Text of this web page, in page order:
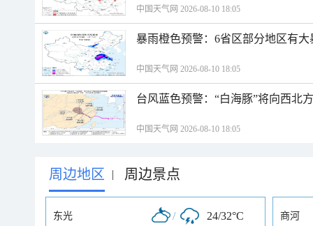
中国天气网 2026-08-10 18:05
暴雨橙色预警：6省区部分地区有
中国天气网 2026-08-10 18:05
台风蓝色预警：“白海豚”将向西北
中国天气网 2026-08-10 18:05
周边地区 | 周边景点
东光 / 24/32°C 商河